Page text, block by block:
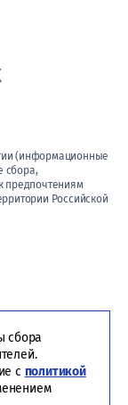
(информационные
сбора,
предпочтениям
Российской
сбора
с политикой